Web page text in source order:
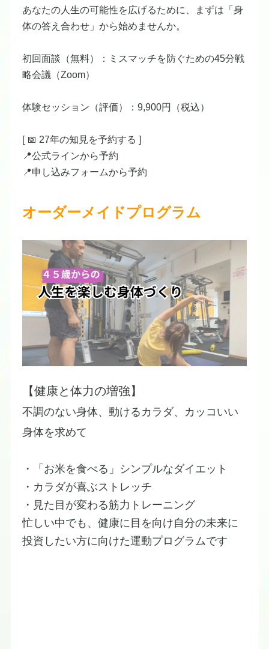
あなたの人生の可能性を広げるために、まずは「身
体の答え合わせ」から始めませんか。
初回面談（無料）：ミスマッチを防ぐための45分戦
略会議（Zoom）
体験セッション（評価）：9,900円（税込）
[ 📅 27年の知見を予約する ]
​📍公式ラインから予約​
📍申し込みフォームから予約​
オーダーメイドプログラム
【健康と体力の増強】
​不調のない身体、動けるカラダ、カッコいい
身体を求めて
・「お米を食べる」シンプルなダイエット
・カラダが喜ぶストレッチ
・見た目が変わる筋力トレーニング
忙しい中でも、健康に目を向け自分の未来に
投資したい方に向けた運動プログラムです